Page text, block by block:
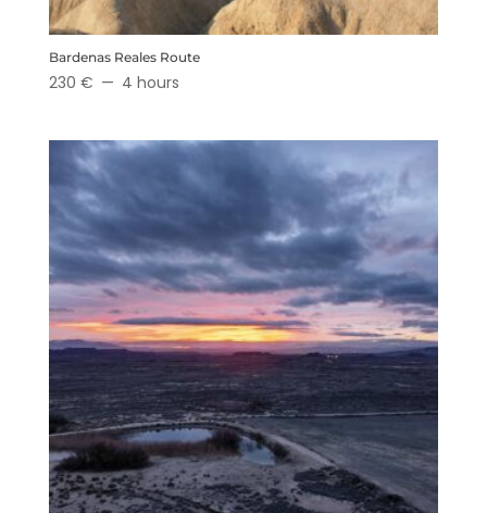
Bardenas Reales Route
230 € 4 hours